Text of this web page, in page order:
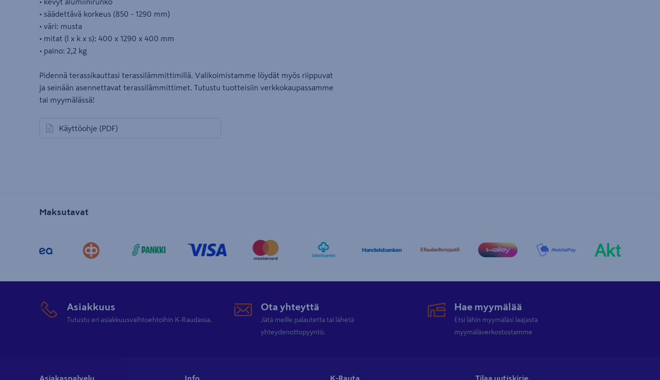
• säädettävä korkeus (850 - 1290 mm)
• väri: musta
• mitat (l x k x s): 400 x 1290 x 400 mm
• paino: 2,2 kg
Pidennä terassikauttasi terassilämmittimillä. Valikoimistamme löydät myös riippuvat
ja seinään asennettavat terassilämmittimet. Tutustu tuotteisiin verkkokaupassamme
tai myymälässä!
Käyttöohje (PDF)
avautuu uuteen välilehteen
Maksutavat
Asiakkuus
Tutustu eri asiakkuusvaihtoehtoihin K-Raudassa.
Ota yhteyttä
Jätä meille palautetta tai lähetä
yhteydenottopyyntö.
Hae myymälää
Etsi lähin myymäläsi laajasta
myymäläverkostostamme
Asiakaspalvelu Info K-Rauta Tilaa uutiskirje